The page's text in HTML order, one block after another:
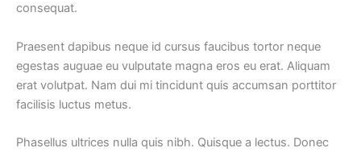
consequat.
Praesent dapibus neque id cursus faucibus tortor neque
egestas auguae eu vulputate magna eros eu erat. Aliquam
erat volutpat. Nam dui mi tincidunt quis accumsan porttitor
facilisis luctus metus.
Phasellus ultrices nulla quis nibh. Quisque a lectus. Donec